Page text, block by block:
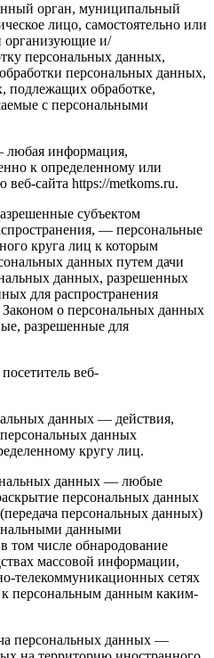
орган, муниципальный
лицо, самостоятельно или
организующие и/
персональных данных,
персональных данных,
подлежащих обработке,
с персональными
любая информация,
к определенному или
сайта https://metkoms.ru.
субъектом
— персональные
круга лиц к которым
данных путем дачи
данных, разрешенных
для распространения
о персональных данных
разрешенные для
веб-
данных — действия,
данных
кругу лиц.
данных — любые
персональных данных
персональных данных)
данными
том числе обнародование
массовой информации,
телекоммуникационных сетях
к персональным данным каким-
персональных данных —